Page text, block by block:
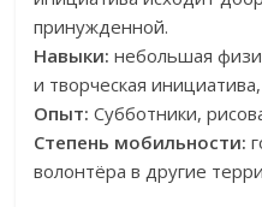
принужденной.
Навыки: небольшая
и творческая
Опыт: Субботники,
Степень мобильности:
волонтёра в другие